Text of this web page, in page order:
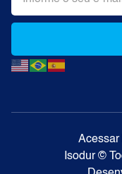
Alternative:
Acessar
Isodur ©